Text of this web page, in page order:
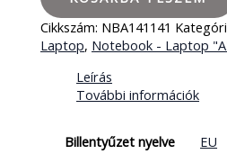
Cikkszám: NBA141141
Laptop, Notebook - Laptop
Leírás
További információk
Billentyűzet nyelve EU